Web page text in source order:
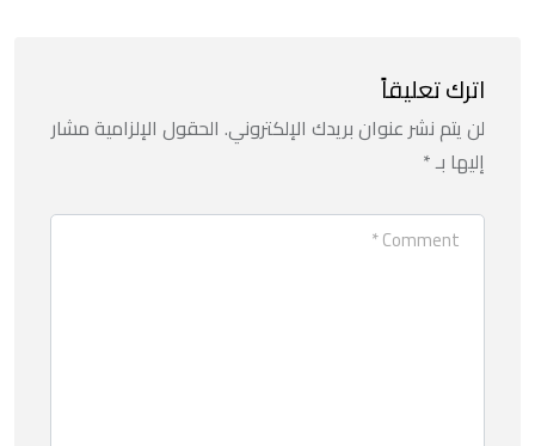
اترك تعليقاً
لن يتم نشر عنوان بريدك الإلكتروني. الحقول الإلزامية مشار
إليها بـ*